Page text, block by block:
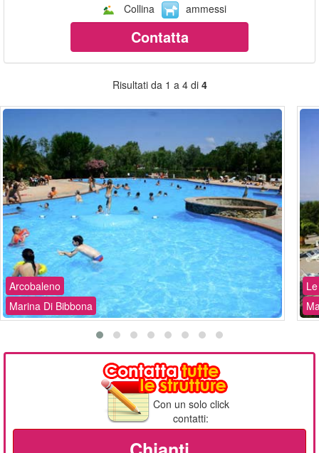
Collina
ammessi
Contatta
Risultati da 1 a 4 di 4
Arcobaleno
Marina Di Bibbona
Con un solo click
contatti: